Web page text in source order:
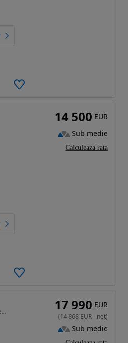
14 500 EUR
Sub medie
Calculeaza rata
2488 cm3 • 225 CP • Automata - Posibilitate Buy Back / Rate Avans 0% / Garantie 36 Luni 17 990 EUR
(14 868 EUR- net)
Sub medie